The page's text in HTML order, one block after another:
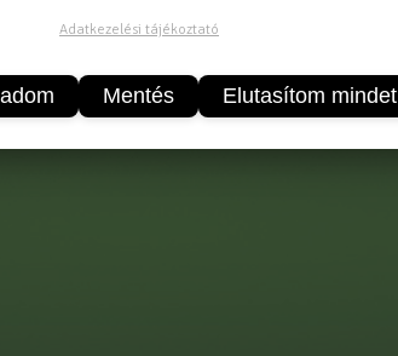
Adatkezelési tájékoztató
Mentés Elutasítom mindet